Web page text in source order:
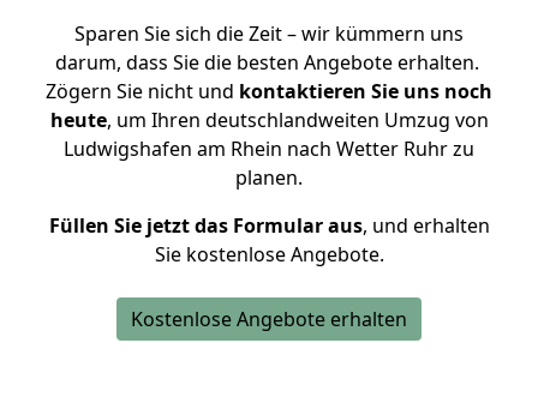
Sparen Sie sich die Zeit – wir kümmern uns
darum, dass Sie die besten Angebote erhalten.
Zögern Sie nicht und kontaktieren Sie uns noch
heute, um Ihren deutschlandweiten Umzug von
Ludwigshafen am Rhein nach Wetter Ruhr zu
planen.
Füllen Sie jetzt das Formular aus, und erhalten
Sie kostenlose Angebote.
Kostenlose Angebote erhalten